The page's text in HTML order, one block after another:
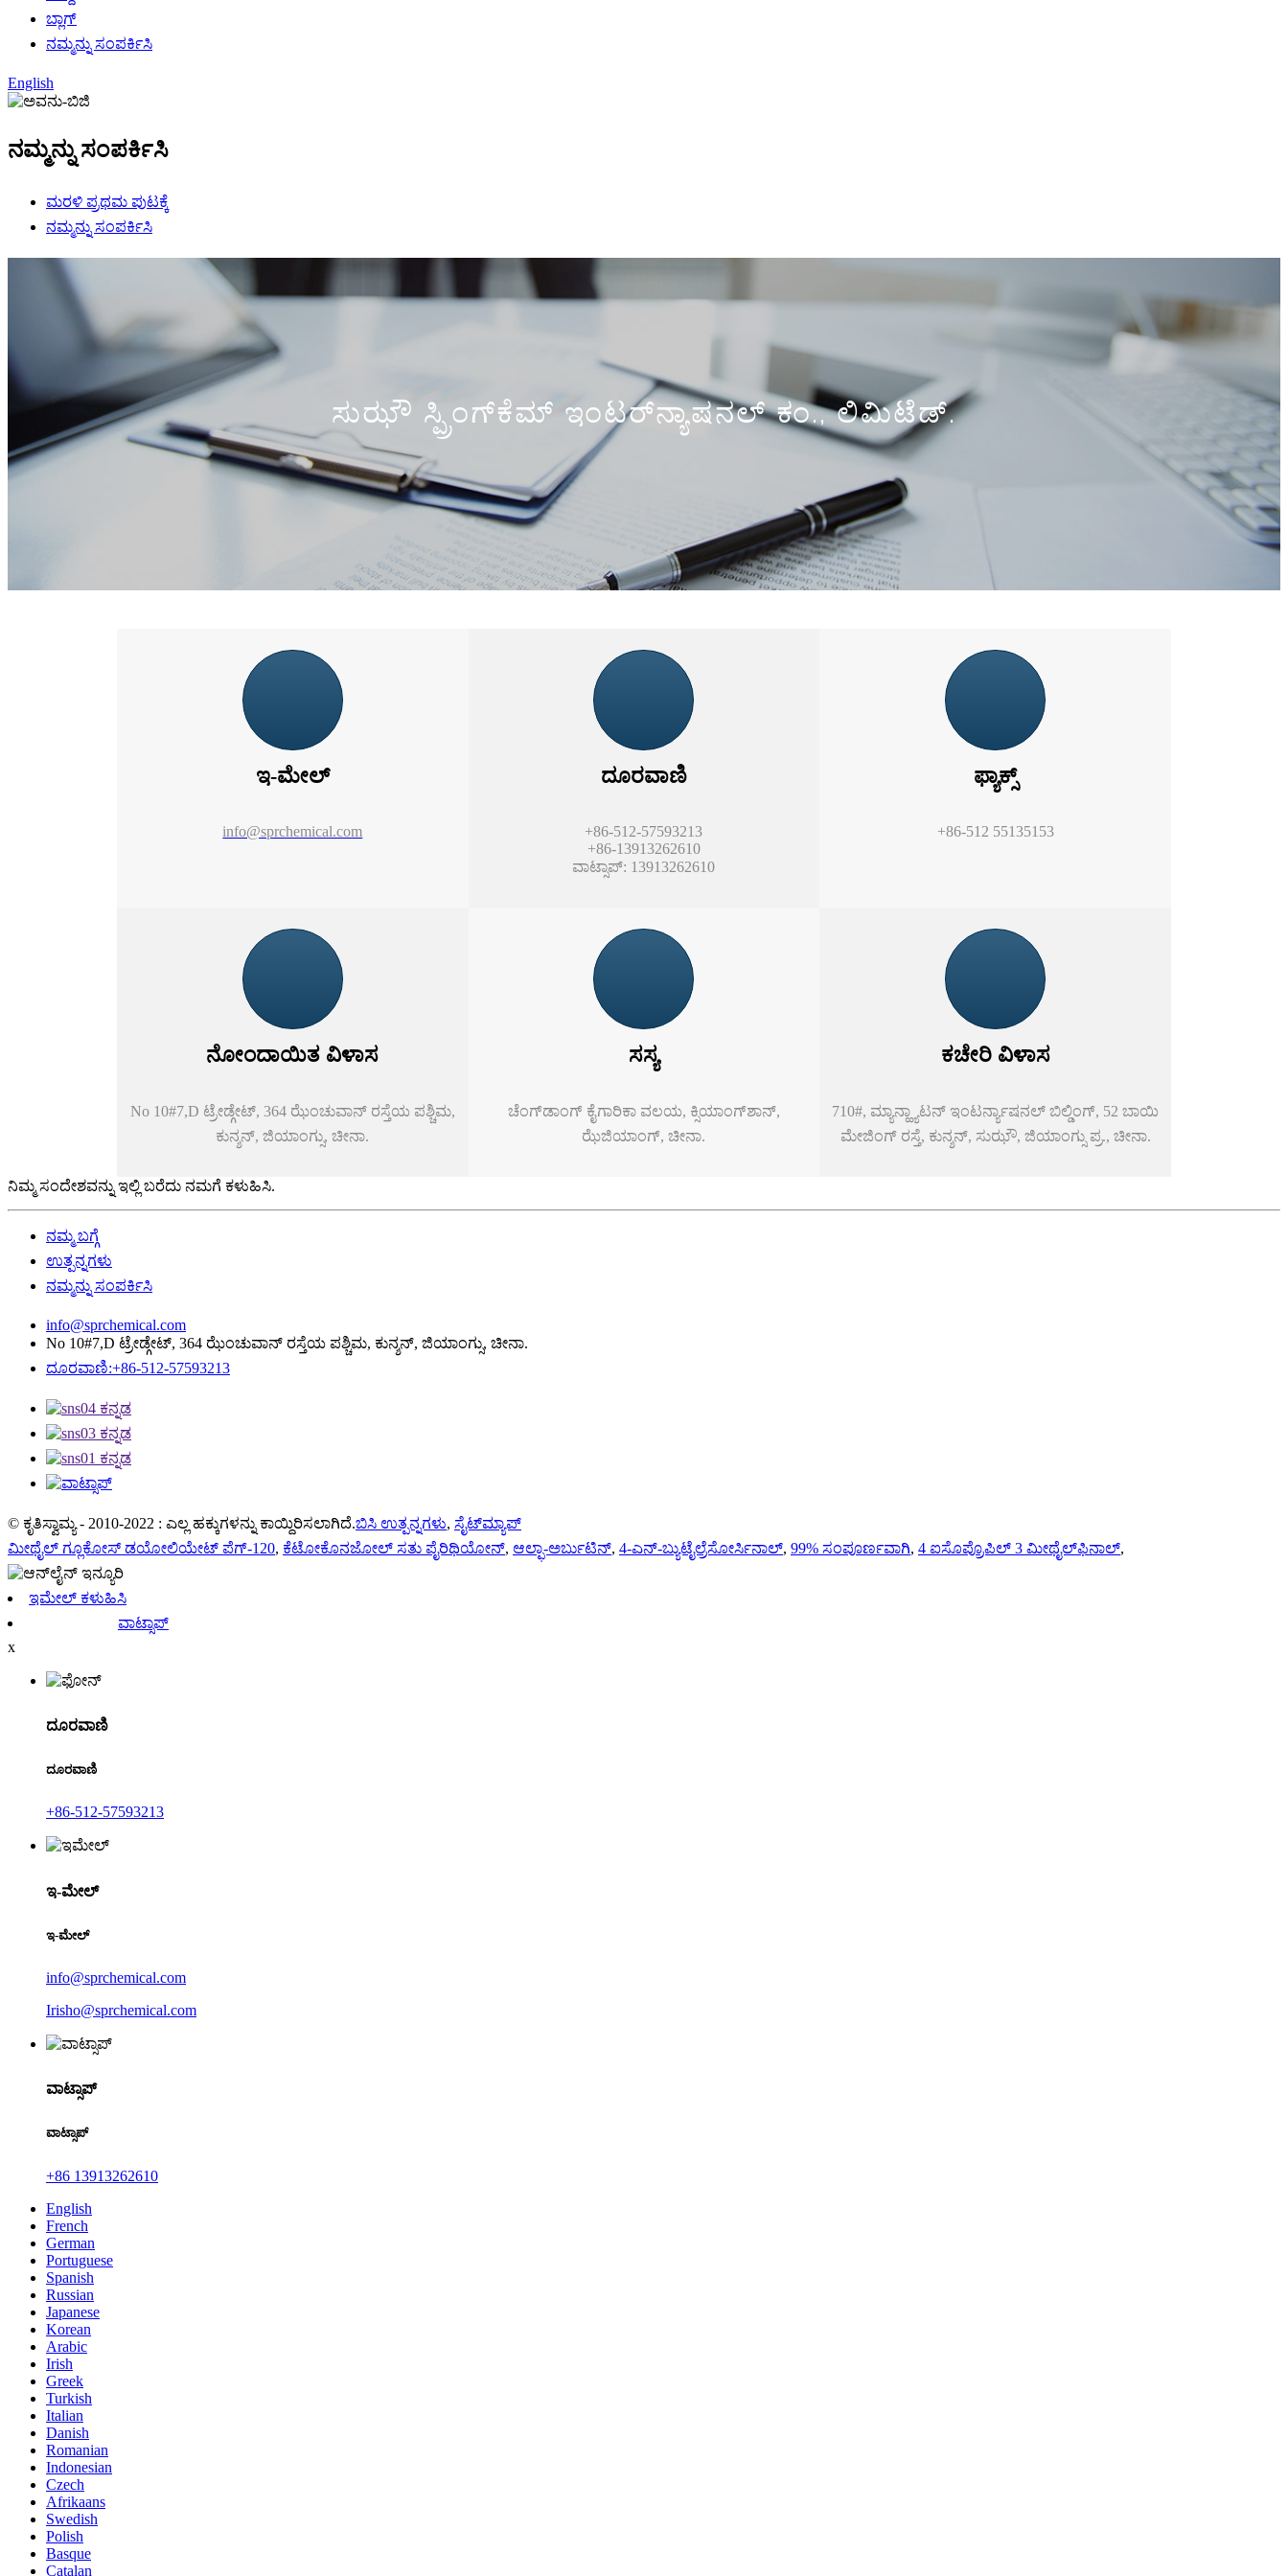
ಬ್ಲಾಗ್
ನಮ್ಮನ್ನು ಸಂಪರ್ಕಿಸಿ
English
ನಮ್ಮನ್ನು ಸಂಪರ್ಕಿಸಿ
ಮರಳಿ ಪ್ರಥಮ ಪುಟಕ್ಕೆ
ನಮ್ಮನ್ನು ಸಂಪರ್ಕಿಸಿ
ಸುಝೌ ಸ್ಪ್ರಿಂಗ್‌ಕೆಮ್ ಇಂಟರ್‌ನ್ಯಾಷನಲ್ ಕಂ., ಲಿಮಿಟೆಡ್.
ಇ-ಮೇಲ್
info@sprchemical.com
ದೂರವಾಣಿ
+86-512-57593213
+86-13913262610
ವಾಟ್ಸಾಪ್: 13913262610
ಫ್ಯಾಕ್ಸ್
+86-512 55135153
ನೋಂದಾಯಿತ ವಿಳಾಸ
No 10#7,D ಟ್ರೇಡ್ಗೇಟ್, 364 ಝೆಂಚುವಾನ್ ರಸ್ತೆಯ ಪಶ್ಚಿಮ,
ಕುನ್ಶನ್, ಜಿಯಾಂಗ್ಸು, ಚೀನಾ.
ಸಸ್ಯ
ಚೆಂಗ್‌ಡಾಂಗ್ ಕೈಗಾರಿಕಾ ವಲಯ, ಕ್ಸಿಯಾಂಗ್‌ಶಾನ್,
ಝೆಜಿಯಾಂಗ್, ಚೀನಾ.
ಕಚೇರಿ ವಿಳಾಸ
710#, ಮ್ಯಾನ್ಹ್ಯಾಟನ್ ಇಂಟರ್ನ್ಯಾಷನಲ್ ಬಿಲ್ಡಿಂಗ್, 52 ಬಾಯಿ
ಮೇಜಿಂಗ್ ರಸ್ತೆ, ಕುನ್ಶನ್, ಸುಝೌ, ಜಿಯಾಂಗ್ಸು ಪ್ರ., ಚೀನಾ.
ನಿಮ್ಮ ಸಂದೇಶವನ್ನು ಇಲ್ಲಿ ಬರೆದು ನಮಗೆ ಕಳುಹಿಸಿ.
ನಮ್ಮ ಬಗ್ಗೆ
ಉತ್ಪನ್ನಗಳು
ನಮ್ಮನ್ನು ಸಂಪರ್ಕಿಸಿ
info@sprchemical.com
No 10#7,D ಟ್ರೇಡ್ಗೇಟ್, 364 ಝೆಂಚುವಾನ್ ರಸ್ತೆಯ ಪಶ್ಚಿಮ, ಕುನ್ಶನ್, ಜಿಯಾಂಗ್ಸು, ಚೀನಾ.
ದೂರವಾಣಿ:+86-512-57593213
© ಕೃತಿಸ್ವಾಮ್ಯ - 2010-2022 : ಎಲ್ಲ ಹಕ್ಕುಗಳನ್ನು ಕಾಯ್ದಿರಿಸಲಾಗಿದೆ.ಬಿಸಿ ಉತ್ಪನ್ನಗಳು, ಸೈಟ್‌ಮ್ಯಾಪ್
ಮೀಥೈಲ್ ಗ್ಲೂಕೋಸ್ ಡಯೋಲಿಯೇಟ್ ಪೆಗ್-120, ಕೆಟೋಕೊನಜೋಲ್ ಸತು ಪೈರಿಥಿಯೋನ್, ಆಲ್ಫಾ-ಅರ್ಬುಟಿನ್, 4-ಎನ್-ಬ್ಯುಟೈಲ್ರೆಸೋರ್ಸಿನಾಲ್, 99% ಸಂಪೂರ್ಣವಾಗಿ, 4 ಐಸೊಪ್ರೊಪಿಲ್ 3 ಮೀಥೈಲ್‌ಫಿನಾಲ್,
ಇಮೇಲ್ ಕಳುಹಿಸಿ
ವಾಟ್ಸಾಪ್
x
ದೂರವಾಣಿ
ದೂರವಾಣಿ
+86-512-57593213
ಇ-ಮೇಲ್
ಇ-ಮೇಲ್
info@sprchemical.com
Irisho@sprchemical.com
ವಾಟ್ಸಾಪ್
ವಾಟ್ಸಾಪ್
+86 13913262610
English
French
German
Portuguese
Spanish
Russian
Japanese
Korean
Arabic
Irish
Greek
Turkish
Italian
Danish
Romanian
Indonesian
Czech
Afrikaans
Swedish
Polish
Basque
Catalan